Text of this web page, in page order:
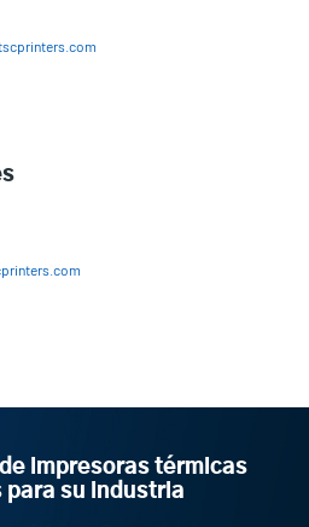
impresoras térmicas
para su industria